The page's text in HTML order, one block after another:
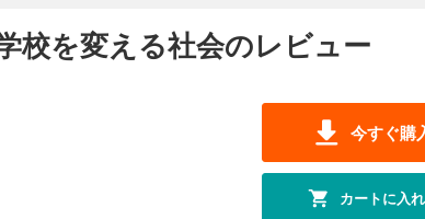
校を変える社会のレビュー
今すぐ購
カートに入